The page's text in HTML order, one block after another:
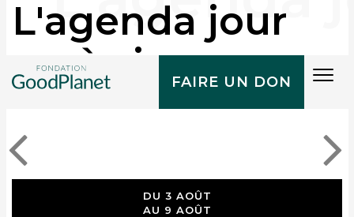
FAIRE UN DON
L'agenda jour
après jour
DU 3 AOÛT
AU 9 AOÛT